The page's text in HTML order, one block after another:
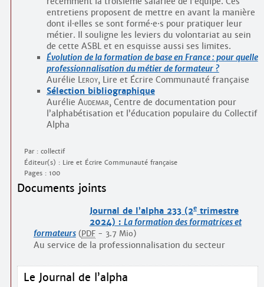
entretiens proposent de mettre en avant la manière
dont il·elles se sont formé·e·s pour pratiquer leur
métier. Il souligne les leviers du volontariat au sein
de cette ASBL et en esquisse aussi ses limites.
Évolution de la formation de base en France : pour quelle
professionnalisation du métier de formateur ?
Aurélie Leroy, Lire et Écrire Communauté française
Sélection bibliographique
Aurélie Audemar, Centre de documentation pour
l’alphabétisation et l’éducation populaire du Collectif
Alpha
Par : collectif
Éditeur(s) : Lire et Écrire Communauté française
Pages : 100
Documents joints
Journal de l’alpha 233 (2etrimestre
2024) : La formation des formatrices et
formateurs ( PDF- 3.7 Mio)
Au service de la professionnalisation du secteur
Le Journal de l’alpha